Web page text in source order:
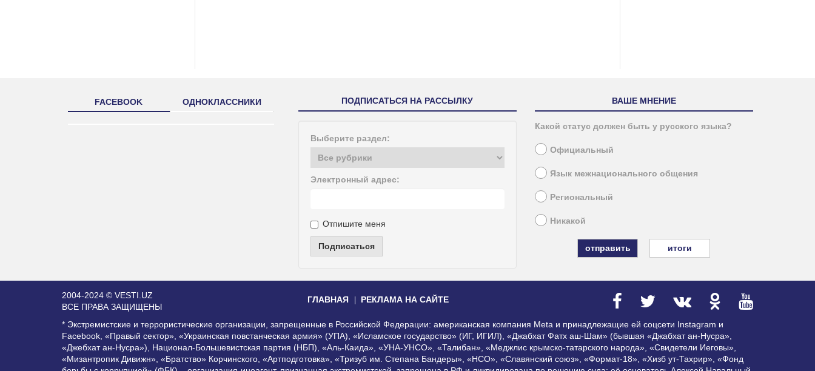
FACEBOOK ОДНОКЛАССНИКИ ПОДПИСАТЬСЯ НА РАССЫЛКУ
Выберите раздел:
Электронный адрес:
Отпишите меня
Подписаться
ВАШЕ МНЕНИЕ
Какой статус должен быть у русского языка?
Официальный
Язык межнационального общения
Региональный
Никакой
итоги
2004-2024 © VESTI.UZ
ВСЕ ПРАВА ЗАЩИЩЕНЫ
ГЛАВНАЯ РЕКЛАМА НА САЙТЕ
* Экстремистские и террористические организации, запрещенные в Российской Федерации: американская компания Meta и принадлежащие ей соцсети Instagram и
Facebook, «Правый сектор», «Украинская повстанческая армия» (УПА), «Исламское государство» (ИГ, ИГИЛ), «Джабхат Фатх аш-Шам» (бывшая «Джабхат ан-Нусра»,
«Джебхат ан-Нусра»), Национал-Большевистская партия (НБП), «Аль-Каида», «УНА-УНСО», «Талибан», «Меджлис крымско-татарского народа», «Свидетели Иеговы»,
«Мизантропик Дивижн», «Братство» Корчинского, «Артподготовка», «Тризуб им. Степана Бандеры», «НСО», «Славянский союз», «Формат-18», «Хизб ут-Тахрир», «Фонд